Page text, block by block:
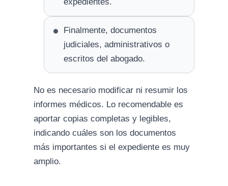
Finalmente, documentos
judiciales, administrativos o
escritos del abogado.
No es necesario modificar ni resumir los
informes médicos. Lo recomendable es
aportar copias completas y legibles,
indicando cuáles son los documentos
más importantes si el expediente es muy
amplio.